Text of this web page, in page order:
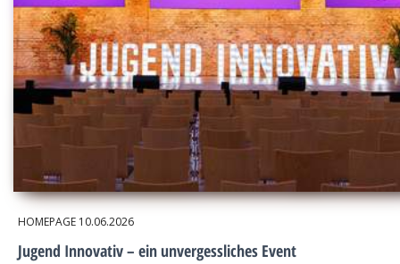
HOMEPAGE 10.06.2026
Jugend Innovativ – ein unvergessliches Event